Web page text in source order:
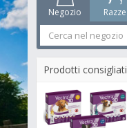
Negozio Razze
Prodotti consigliati